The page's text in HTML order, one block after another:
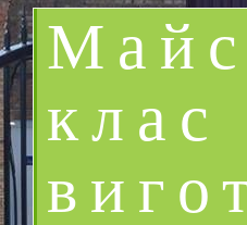
клас